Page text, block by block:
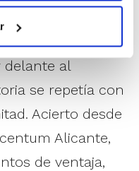
canasta de
delante al
se repetía con
Acierto desde
Alicante,
de ventaja,